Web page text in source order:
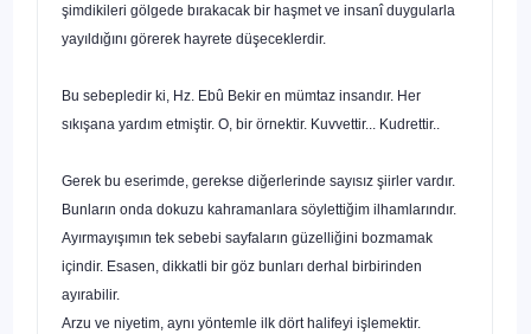
şimdikileri gölgede bırakacak bir haşmet ve insanî duygularla
yayıldığını görerek hayrete düşeceklerdir.
Bu sebepledir ki, Hz. Ebû Bekir en mümtaz insandır. Her
sıkışana yardım etmiştir. O, bir örnektir. Kuvvettir... Kudrettir..
Gerek bu eserimde, gerekse diğerlerinde sayısız şiirler var­dır.
Bunların onda dokuzu kahramanlara söylettiğim ilhamla­rındır.
Ayırmayışımın tek sebebi sayfaların güzelliğini bozma­mak
içindir. Esasen, dikkatli bir göz bunları derhal birbirinden
ayırabilir.
Arzu ve niyetim, aynı yöntemle ilk dört halifeyi işlemektir.